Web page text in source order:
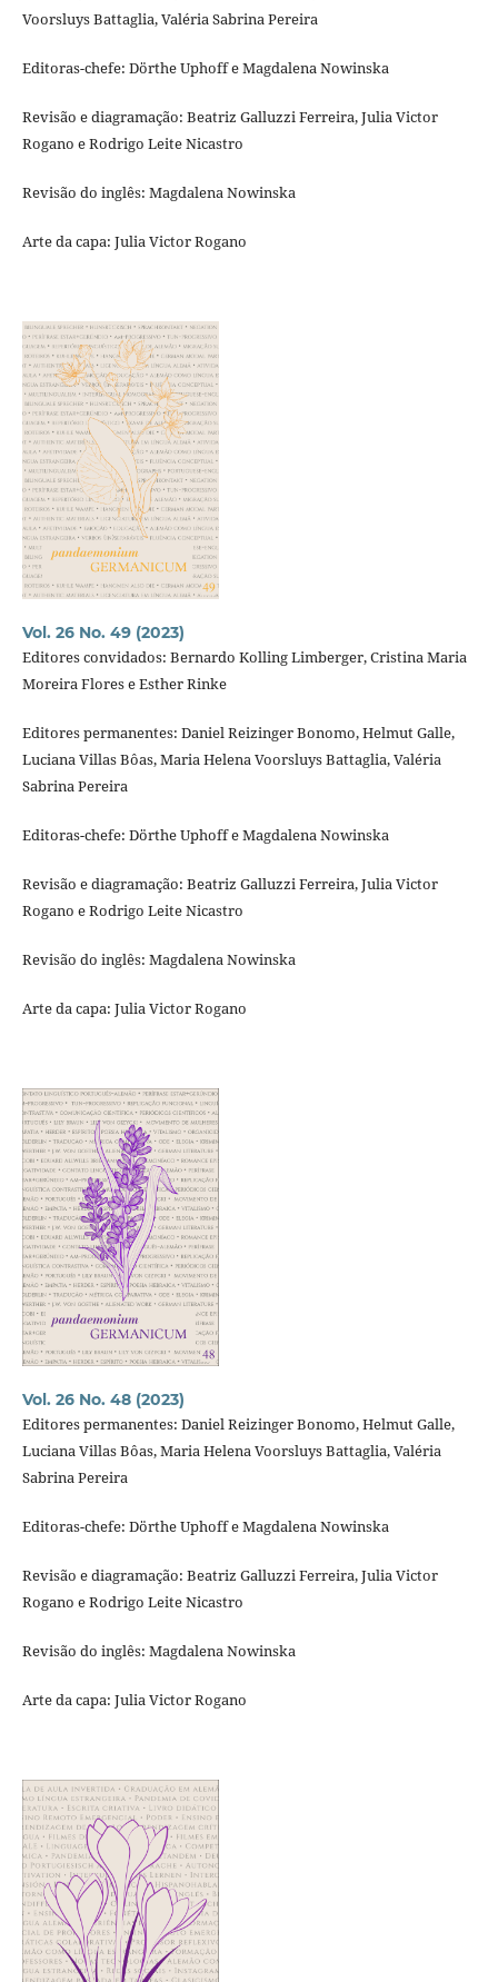
Voorsluys Battaglia, Valéria Sabrina Pereira
Editoras-chefe: Dörthe Uphoff e Magdalena Nowinska
Revisão e diagramação: Beatriz Galluzzi Ferreira, Julia Victor
Rogano e Rodrigo Leite Nicastro
Revisão do inglês: Magdalena Nowinska
Arte da capa: Julia Victor Rogano
Vol. 26 No. 49 (2023)
Editores convidados: Bernardo Kolling Limberger, Cristina Maria
Moreira Flores e Esther Rinke
Editores permanentes: Daniel Reizinger Bonomo, Helmut Galle,
Luciana Villas Bôas, Maria Helena Voorsluys Battaglia, Valéria
Sabrina Pereira
Editoras-chefe: Dörthe Uphoff e Magdalena Nowinska
Revisão e diagramação: Beatriz Galluzzi Ferreira, Julia Victor
Rogano e Rodrigo Leite Nicastro
Revisão do inglês: Magdalena Nowinska
Arte da capa: Julia Victor Rogano
Vol. 26 No. 48 (2023)
Editores permanentes: Daniel Reizinger Bonomo, Helmut Galle,
Luciana Villas Bôas, Maria Helena Voorsluys Battaglia, Valéria
Sabrina Pereira
Editoras-chefe: Dörthe Uphoff e Magdalena Nowinska
Revisão e diagramação: Beatriz Galluzzi Ferreira, Julia Victor
Rogano e Rodrigo Leite Nicastro
Revisão do inglês: Magdalena Nowinska
Arte da capa: Julia Victor Rogano